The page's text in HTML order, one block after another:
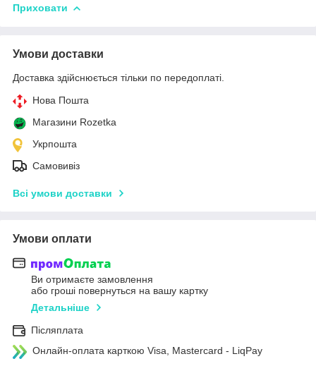
Приховати
Умови доставки
Доставка здійснюється тільки по передоплаті.
Нова Пошта
Магазини Rozetka
Укрпошта
Самовивіз
Всі умови доставки
Умови оплати
Ви отримаєте замовлення
або гроші повернуться на вашу картку
Детальніше
Післяплата
Онлайн-оплата карткою Visa, Mastercard - LiqPay